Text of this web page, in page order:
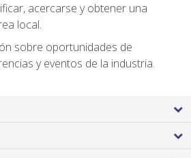
acercarse y obtener una
local.
sobre oportunidades de
y eventos de la industria.